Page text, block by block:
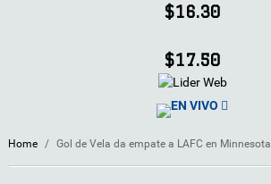
$16.30
$17.50
EN VIVO
Home / Gol de Vela da empate a LAFC en Minnesota